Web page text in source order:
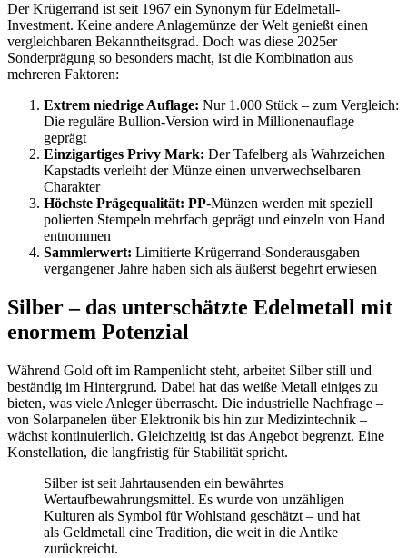
Der Krügerrand ist seit 1967 ein Synonym für Edelmetall-
Investment. Keine andere Anlagemünze der Welt genießt einen
vergleichbaren Bekanntheitsgrad. Doch was diese 2025er
Sonderprägung so besonders macht, ist die Kombination aus
mehreren Faktoren:
Extrem niedrige Auflage: Nur 1.000 Stück – zum Vergleich:
Die reguläre Bullion-Version wird in Millionenauflage
geprägt
Einzigartiges Privy Mark: Der Tafelberg als Wahrzeichen
Kapstadts verleiht der Münze einen unverwechselbaren
Charakter
Höchste Prägequalität: PP-Münzen werden mit speziell
polierten Stempeln mehrfach geprägt und einzeln von Hand
entnommen
Sammlerwert: Limitierte Krügerrand-Sonderausgaben
vergangener Jahre haben sich als äußerst begehrt erwiesen
Silber – das unterschätzte Edelmetall mit
enormem Potenzial
Während Gold oft im Rampenlicht steht, arbeitet Silber still und
beständig im Hintergrund. Dabei hat das weiße Metall einiges zu
bieten, was viele Anleger überrascht. Die industrielle Nachfrage –
von Solarpanelen über Elektronik bis hin zur Medizintechnik –
wächst kontinuierlich. Gleichzeitig ist das Angebot begrenzt. Eine
Konstellation, die langfristig für Stabilität spricht.
Silber ist seit Jahrtausenden ein bewährtes
Wertaufbewahrungsmittel. Es wurde von unzähligen
Kulturen als Symbol für Wohlstand geschätzt – und hat
als Geldmetall eine Tradition, die weit in die Antike
zurückreicht.